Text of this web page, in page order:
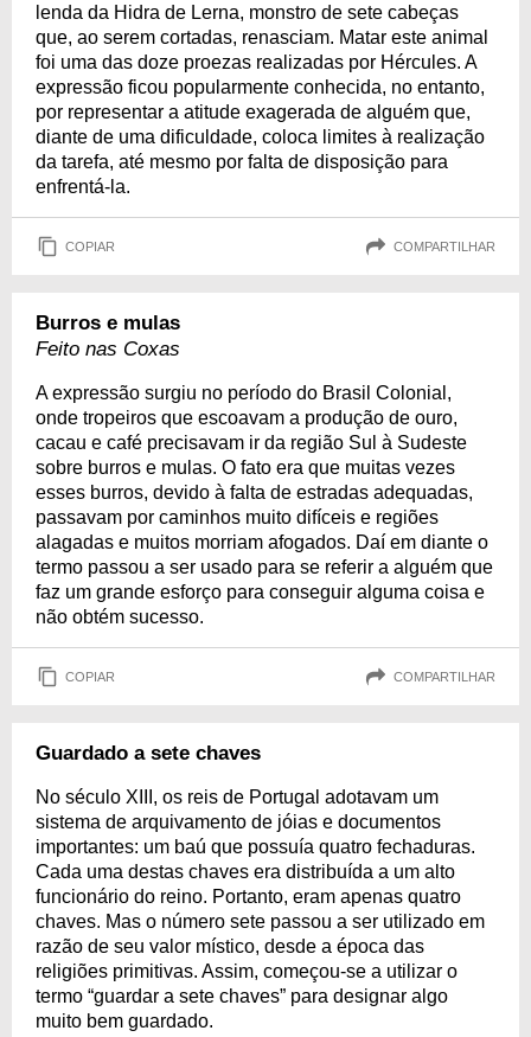
lenda da Hidra de Lerna, monstro de sete cabeças
que, ao serem cortadas, renasciam. Matar este animal
foi uma das doze proezas realizadas por Hércules. A
expressão ficou popularmente conhecida, no entanto,
por representar a atitude exagerada de alguém que,
diante de uma dificuldade, coloca limites à realização
da tarefa, até mesmo por falta de disposição para
enfrentá-la.
COPIAR COMPARTILHAR
Burros e mulas
Feito nas Coxas
A expressão surgiu no período do Brasil Colonial,
onde tropeiros que escoavam a produção de ouro,
cacau e café precisavam ir da região Sul à Sudeste
sobre burros e mulas. O fato era que muitas vezes
esses burros, devido à falta de estradas adequadas,
passavam por caminhos muito difíceis e regiões
alagadas e muitos morriam afogados. Daí em diante o
termo passou a ser usado para se referir a alguém que
faz um grande esforço para conseguir alguma coisa e
não obtém sucesso.
COPIAR COMPARTILHAR
Guardado a sete chaves
No século XIII, os reis de Portugal adotavam um
sistema de arquivamento de jóias e documentos
importantes: um baú que possuía quatro fechaduras.
Cada uma destas chaves era distribuída a um alto
funcionário do reino. Portanto, eram apenas quatro
chaves. Mas o número sete passou a ser utilizado em
razão de seu valor místico, desde a época das
religiões primitivas. Assim, começou-se a utilizar o
termo “guardar a sete chaves” para designar algo
muito bem guardado.